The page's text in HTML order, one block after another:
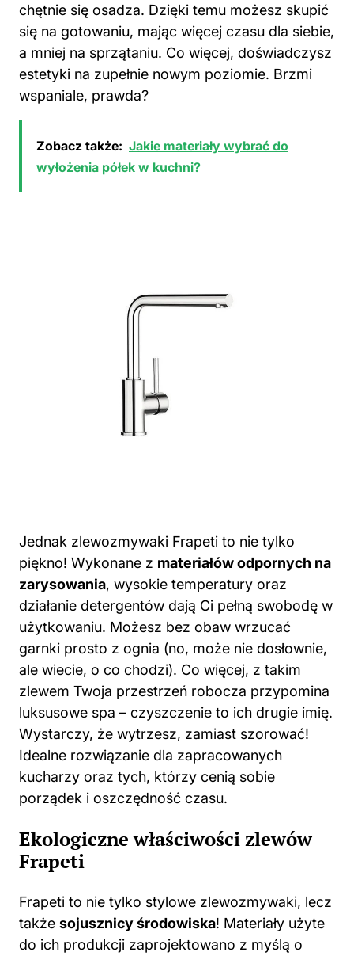
chętnie się osadza. Dzięki temu możesz skupić
się na gotowaniu, mając więcej czasu dla siebie,
a mniej na sprzątaniu. Co więcej, doświadczysz
estetyki na zupełnie nowym poziomie. Brzmi
wspaniale, prawda?
Zobacz także: Jakie materiały wybrać do
wyłożenia półek w kuchni?
Jednak zlewozmywaki Frapeti to nie tylko
piękno! Wykonane z materiałów odpornych na
zarysowania, wysokie temperatury oraz
działanie detergentów dają Ci pełną swobodę w
użytkowaniu. Możesz bez obaw wrzucać
garnki prosto z ognia (no, może nie dosłownie,
ale wiecie, o co chodzi). Co więcej, z takim
zlewem Twoja przestrzeń robocza przypomina
luksusowe spa – czyszczenie to ich drugie imię.
Wystarczy, że wytrzesz, zamiast szorować!
Idealne rozwiązanie dla zapracowanych
kucharzy oraz tych, którzy cenią sobie
porządek i oszczędność czasu.
Ekologiczne właściwości zlewów
Frapeti
Frapeti to nie tylko stylowe zlewozmywaki, lecz
także sojusznicy środowiska! Materiały użyte
do ich produkcji zaprojektowano z myślą o